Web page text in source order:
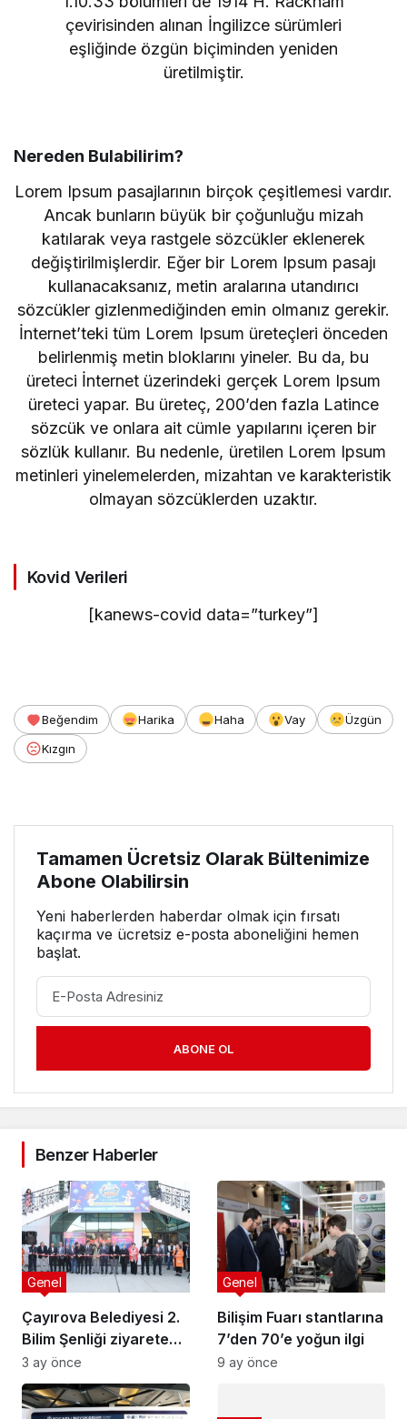
çevirisinden alınan İngilizce sürümleri
eşliğinde özgün biçiminden yeniden
üretilmiştir.
Nereden Bulabilirim?
Lorem Ipsum pasajlarının birçok çeşitlemesi vardır.
Ancak bunların büyük bir çoğunluğu mizah
katılarak veya rastgele sözcükler eklenerek
değiştirilmişlerdir. Eğer bir Lorem Ipsum pasajı
kullanacaksanız, metin aralarına utandırıcı
sözcükler gizlenmediğinden emin olmanız gerekir.
İnternet’teki tüm Lorem Ipsum üreteçleri önceden
belirlenmiş metin bloklarını yineler. Bu da, bu
üreteci İnternet üzerindeki gerçek Lorem Ipsum
üreteci yapar. Bu üreteç, 200’den fazla Latince
sözcük ve onlara ait cümle yapılarını içeren bir
sözlük kullanır. Bu nedenle, üretilen Lorem Ipsum
metinleri yinelemelerden, mizahtan ve karakteristik
olmayan sözcüklerden uzaktır.
Kovid Verileri
[kanews-covid data=”turkey”]
Beğendim Harika Haha Vay
Üzgün
Kızgın
Tamamen Ücretsiz Olarak Bültenimize
Abone Olabilirsin
Yeni haberlerden haberdar olmak için fırsatı
kaçırma ve ücretsiz e-posta aboneliğini hemen
başlat.
ABONE OL
Benzer Haberler
Çayırova Belediyesi 2.
Bilim Şenliği ziyarete
açıldı
Genel
3 ay önce
Bilişim Fuarı stantlarına
7’den 70’e yoğun ilgi
Genel
9 ay önce